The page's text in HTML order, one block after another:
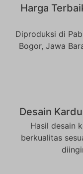
Harga
Diproduksi di
Bogor, Jawa
Desain
Hasil desain
berkualitas